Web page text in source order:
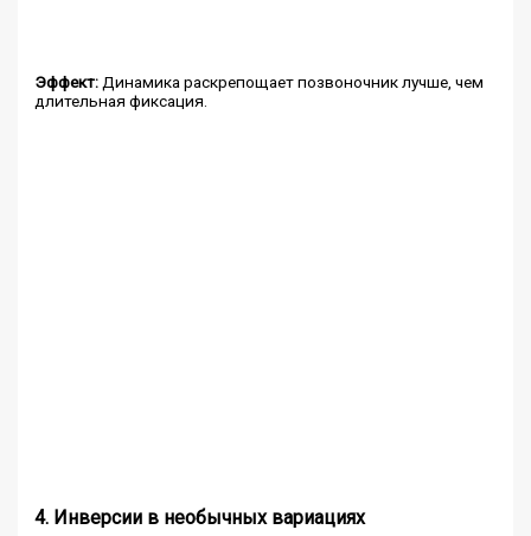
Эффект: Динамика раскрепощает позвоночник лучше, чем
длительная фиксация.
4. Инверсии в необычных вариациях